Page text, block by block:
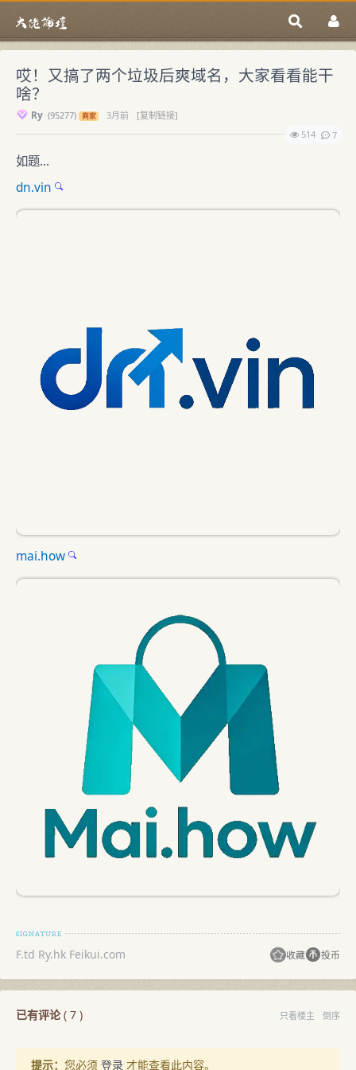
哎！又搞了两个垃圾后爽域名，大家看看能干
啥？
Ry (95277) 商家 3月前
[复制链接]
514
7
如题...
dn.vin
mai.how
F.td Ry.hk Feikui.com 收藏 投币
已有评论( 7 ) 只看楼主 倒序
提示： 您必须 登录 才能查看此内容。